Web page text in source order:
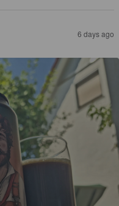
6 days ago